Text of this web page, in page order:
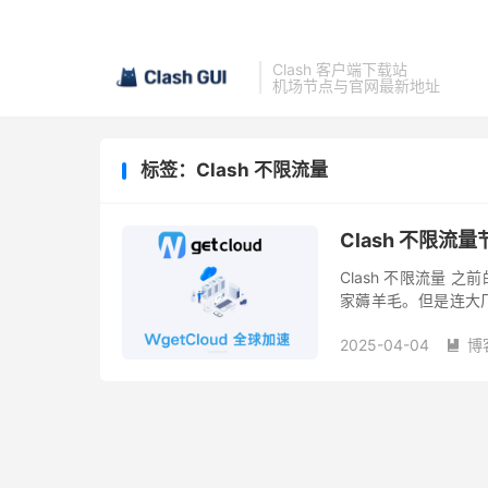
Clash 客户端下载站
机场节点与官网最新地址
标签：Clash 不限流量
Clash 不限流量
Clash 不限流量 之
家薅羊毛。但是连大
2025-04-04
 博